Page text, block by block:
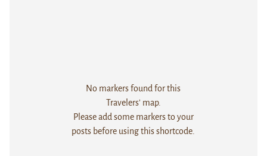
No markers found for this
Travelers' map.
Please add some markers to your
posts before using this shortcode.